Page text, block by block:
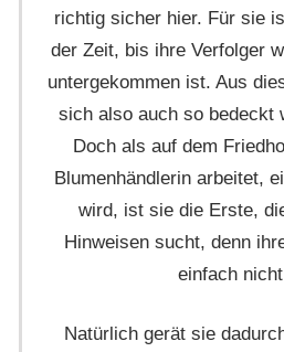
richtig sicher hier. Für sie
der Zeit, bis ihre Verfolger
untergekommen ist. Aus
sich also auch so bedeckt
Doch als auf dem
Blumenhändlerin arbeitet,
wird, ist sie die Erste,
Hinweisen sucht, denn
einfach
Natürlich gerät sie